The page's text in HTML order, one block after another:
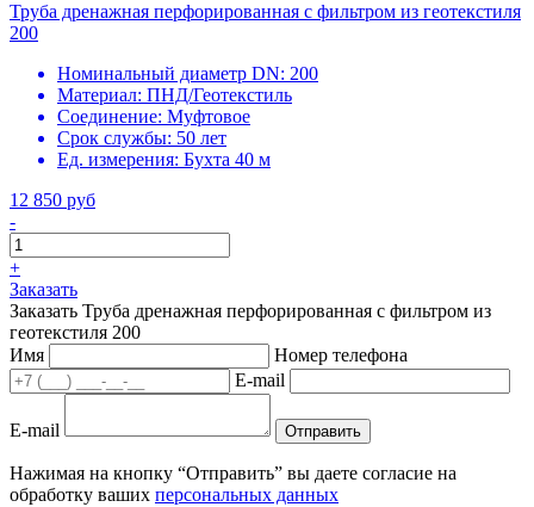
Труба дренажная перфорированная с фильтром из геотекстиля
200
Номинальный диаметр DN: 200
Материал: ПНД/Геотекстиль
Соединение: Муфтовое
Срок службы: 50 лет
Ед. измерения: Бухта 40 м
12 850 руб
-
+
Заказать
Заказать Труба дренажная перфорированная с фильтром из
геотекстиля 200
Имя
Номер телефона
E-mail
E-mail Отправить
Нажимая на кнопку “Отправить” вы даете согласие на
обработку ваших персональных данных